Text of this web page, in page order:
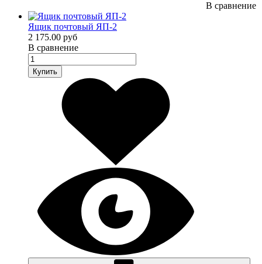
В сравнение
Ящик почтовый ЯП-2
2 175.00 руб
В сравнение
Купить